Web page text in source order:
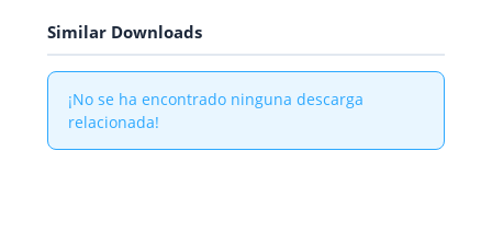
Similar Downloads
¡No se ha encontrado ninguna descarga
relacionada!